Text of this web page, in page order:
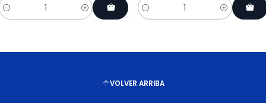
Cantidad
VOLVER ARRIBA